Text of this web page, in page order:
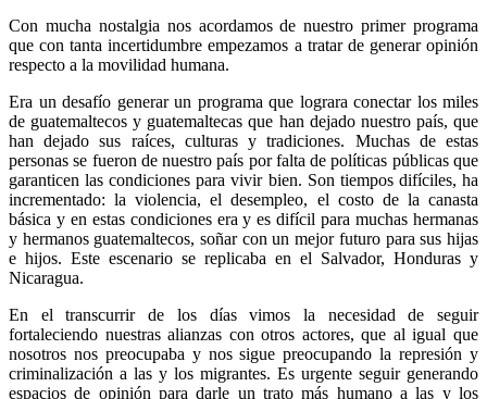
Con mucha nostalgia nos acordamos de nuestro primer programa
que con tanta incertidumbre empezamos a tratar de generar opinión
respecto a la movilidad humana.
Era un desafío generar un programa que lograra conectar los miles
de guatemaltecos y guatemaltecas que han dejado nuestro país, que
han dejado sus raíces, culturas y tradiciones. Muchas de estas
personas se fueron de nuestro país por falta de políticas públicas que
garanticen las condiciones para vivir bien. Son tiempos difíciles, ha
incrementado: la violencia, el desempleo, el costo de la canasta
básica y en estas condiciones era y es difícil para muchas hermanas
y hermanos guatemaltecos, soñar con un mejor futuro para sus hijas
e hijos. Este escenario se replicaba en el Salvador, Honduras y
Nicaragua.
En el transcurrir de los días vimos la necesidad de seguir
fortaleciendo nuestras alianzas con otros actores, que al igual que
nosotros nos preocupaba y nos sigue preocupando la represión y
criminalización a las y los migrantes. Es urgente seguir generando
espacios de opinión para darle un trato más humano a las y los